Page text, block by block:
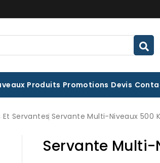
Produits Promotions Devis
Servantes Servante Multi-Niveaux 500
Servante Multi-